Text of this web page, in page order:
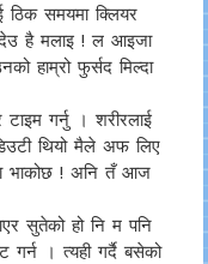
ठिक समयमा क्लियर
है मलाइ ! ल आइजा
हाम्रो फुर्सद मिल्दा
गर्नु । शरीरलाई
थियो मैले अफ लिए
भाकोछ ! अनि तँ आज
सुतेको हो नि म पनि
। त्यही गर्दै बसेको